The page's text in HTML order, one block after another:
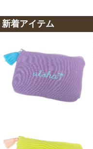
新着アイテム